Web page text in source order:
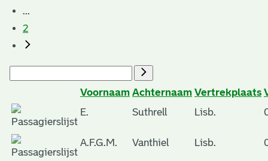
...
2
Voornaam Achternaam Vertrekplaats
E.
Suthrell Lisb.
A.F.G.M. Vanthiel Lisb.